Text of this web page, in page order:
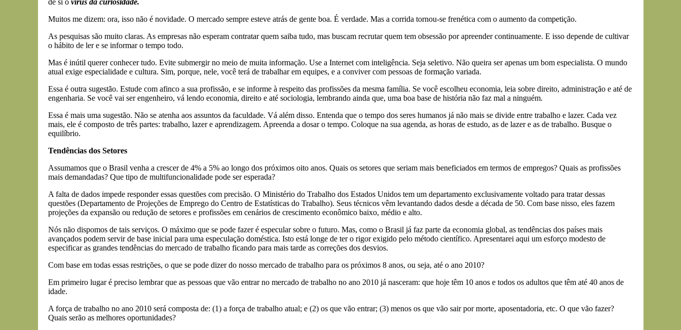
de si o vírus da curiosidade.
Muitos me dizem: ora, isso não é novidade. O mercado sempre esteve atrás de gente boa. É verdade. Mas a corrida tornou-se frenética com o aumento da competição.
As pesquisas são muito claras. As empresas não esperam contratar quem saiba tudo, mas buscam recrutar quem tem obsessão por apreender continuamente. E isso depende de cultivar
o hábito de ler e se informar o tempo todo.
Mas é inútil querer conhecer tudo. Evite submergir no meio de muita informação. Use a Internet com inteligência. Seja seletivo. Não queira ser apenas um bom especialista. O mundo
atual exige especialidade e cultura. Sim, porque, nele, você terá de trabalhar em equipes, e a conviver com pessoas de formação variada.
Essa é outra sugestão. Estude com afinco a sua profissão, e se informe à respeito das profissões da mesma família. Se você escolheu economia, leia sobre direito, administração e até de
engenharia. Se você vai ser engenheiro, vá lendo economia, direito e até sociologia, lembrando ainda que, uma boa base de história não faz mal a ninguém.
Essa é mais uma sugestão. Não se atenha aos assuntos da faculdade. Vá além disso. Entenda que o tempo dos seres humanos já não mais se divide entre trabalho e lazer. Cada vez
mais, ele é composto de três partes: trabalho, lazer e aprendizagem. Apreenda a dosar o tempo. Coloque na sua agenda, as horas de estudo, as de lazer e as de trabalho. Busque o
equilíbrio.
Tendências dos Setores
Assumamos que o Brasil venha a crescer de 4% a 5% ao longo dos próximos oito anos. Quais os setores que seriam mais beneficiados em termos de empregos? Quais as profissões
mais demandadas? Que tipo de multifuncionalidade pode ser esperada?
A falta de dados impede responder essas questões com precisão. O Ministério do Trabalho dos Estados Unidos tem um departamento exclusivamente voltado para tratar dessas
questões (Departamento de Projeções de Emprego do Centro de Estatísticas do Trabalho). Seus técnicos vêm levantando dados desde a década de 50. Com base nisso, eles fazem
projeções da expansão ou redução de setores e profissões em cenários de crescimento econômico baixo, médio e alto.
Nós não dispomos de tais serviços. O máximo que se pode fazer é especular sobre o futuro. Mas, como o Brasil já faz parte da economia global, as tendências dos países mais
avançados podem servir de base inicial para uma especulação doméstica. Isto está longe de ter o rigor exigido pelo método científico. Apresentarei aqui um esforço modesto de
especificar as grandes tendências do mercado de trabalho ficando para mais tarde as correções dos desvios.
Com base em todas essas restrições, o que se pode dizer do nosso mercado de trabalho para os próximos 8 anos, ou seja, até o ano 2010?
Em primeiro lugar é preciso lembrar que as pessoas que vão entrar no mercado de trabalho no ano 2010 já nasceram: que hoje têm 10 anos e todos os adultos que têm até 40 anos de
idade.
A força de trabalho no ano 2010 será composta de: (1) a força de trabalho atual; e (2) os que vão entrar; (3) menos os que vão sair por morte, aposentadoria, etc. O que vão fazer?
Quais serão as melhores oportunidades?